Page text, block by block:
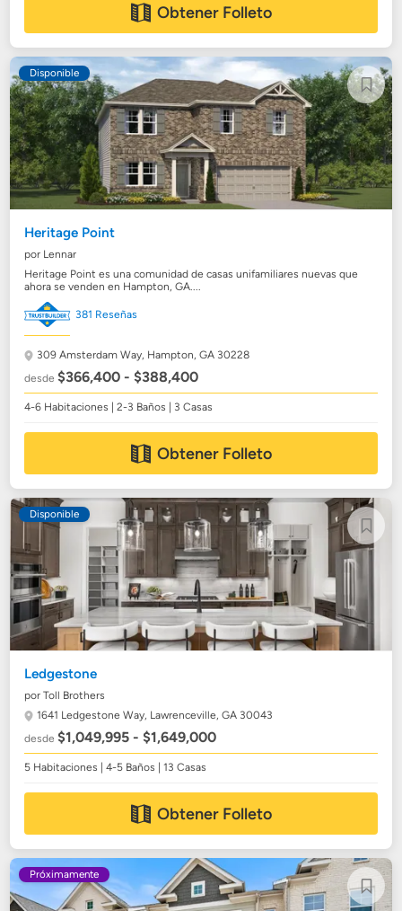
Obtener Folleto
Disponible
Heritage Point
por Lennar
Heritage Point es una comunidad de casas unifamiliares nuevas que
ahora se venden en Hampton, GA....
381 Reseñas
309 Amsterdam Way, Hampton, GA 30228
desde$366,400 - $388,400
4-6 Habitaciones | 2-3 Baños | 3 Casas
Obtener Folleto
Disponible
Ledgestone
por Toll Brothers
1641 Ledgestone Way, Lawrenceville, GA 30043
desde$1,049,995 - $1,649,000
5 Habitaciones | 4-5 Baños | 13 Casas
Obtener Folleto
Próximamente